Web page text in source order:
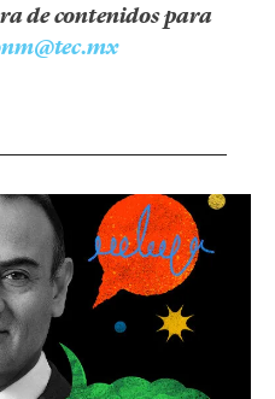
de contenidos para